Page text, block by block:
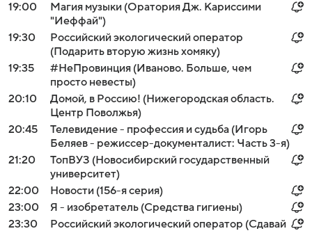
19:00
Магия музыки (Оратория Дж. Кариссими
"Иеффай")
19:30
Российский экологический оператор
(Подарить вторую жизнь хомяку)
19:35
#НеПровинция (Иваново. Больше, чем
просто невесты)
20:10
Домой, в Россию! (Нижегородская область.
Центр Поволжья)
20:45
Телевидение - профессия и судьба (Игорь
Беляев - режиссер-документалист: Часть 3-я)
21:20
ТопВУЗ (Новосибирский государственный
университет)
22:00
Новости (156-я серия)
23:00
Я - изобретатель (Средства гигиены)
23:30
Российский экологический оператор (Сдавай